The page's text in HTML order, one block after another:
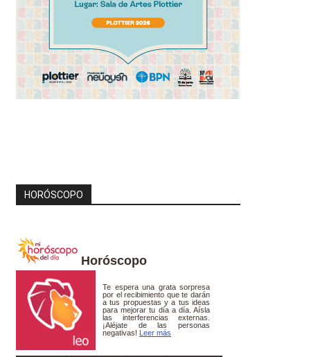
HORÓSCOPO
Horóscopo